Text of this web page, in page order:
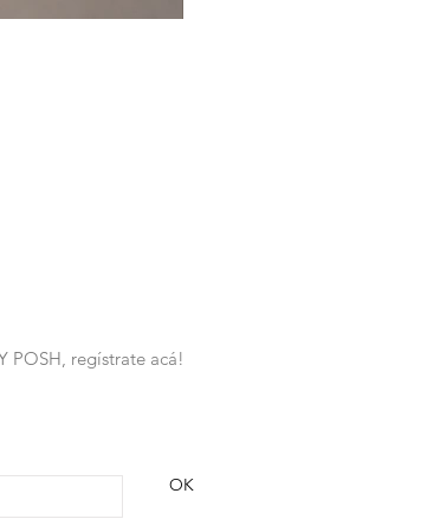
POSH, regístrate acá!
OK